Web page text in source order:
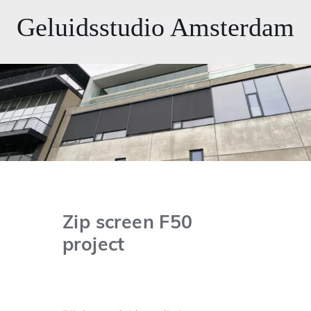
Geluidsstudio Amsterdam
Zip screen F50
project